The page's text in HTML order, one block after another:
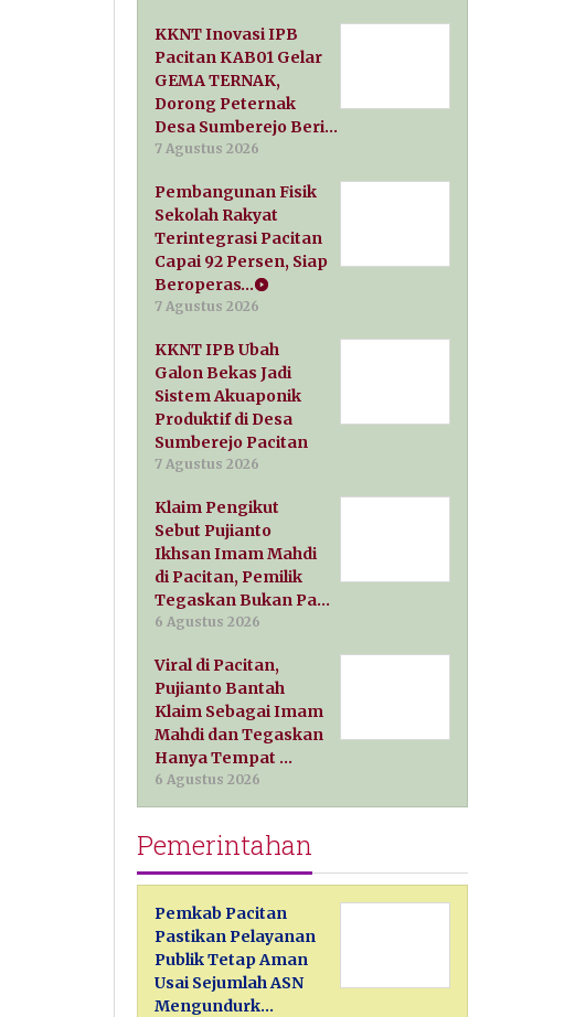
KKNT Inovasi IPB
Pacitan KAB01 Gelar
GEMA TERNAK,
Dorong Peternak
Desa Sumberejo Beri…
7 Agustus 2026
Pembangunan Fisik
Sekolah Rakyat
Terintegrasi Pacitan
Capai 92 Persen, Siap
Beroperas…
7 Agustus 2026
KKNT IPB Ubah
Galon Bekas Jadi
Sistem Akuaponik
Produktif di Desa
Sumberejo Pacitan
7 Agustus 2026
Klaim Pengikut
Sebut Pujianto
Ikhsan Imam Mahdi
di Pacitan, Pemilik
Tegaskan Bukan Pa…
6 Agustus 2026
Viral di Pacitan,
Pujianto Bantah
Klaim Sebagai Imam
Mahdi dan Tegaskan
Hanya Tempat …
6 Agustus 2026
Pemerintahan
Pemkab Pacitan
Pastikan Pelayanan
Publik Tetap Aman
Usai Sejumlah ASN
Mengundurk…